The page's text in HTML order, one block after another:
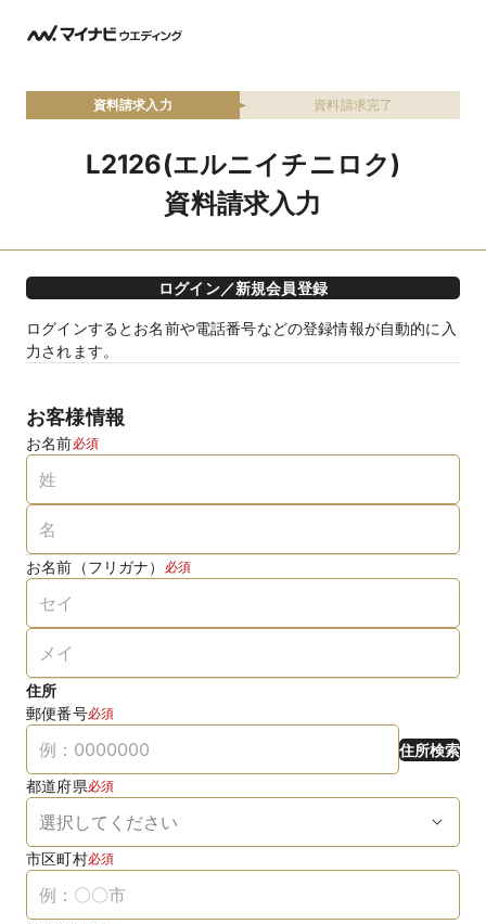
資料請求入力 資料請求完了
L2126(エルニイチニロク)
資料請求入力
ログイン／新規会員登録
ログインするとお名前や電話番号などの登録情報が自動的に入
力されます。
お客様情報
お名前必須
お名前（フリガナ） 必須
住所
郵便番号必須
住所検索
都道府県必須
市区町村必須